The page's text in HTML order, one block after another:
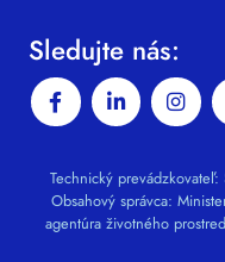
Sledujte nás:
Technický
Obsahový správca:
agentúra životného